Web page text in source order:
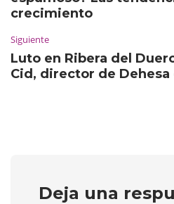
crecimiento
Siguiente
Luto en Ribera del
Cid, director de Dehesa
Deja una